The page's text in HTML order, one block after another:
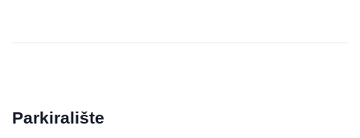
Parkiralište